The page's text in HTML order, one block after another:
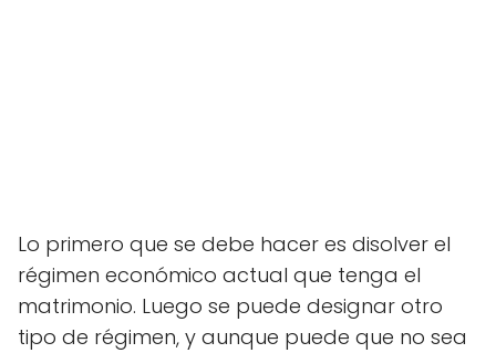
Lo primero que se debe hacer es disolver el
régimen económico actual que tenga el
matrimonio. Luego se puede designar otro
tipo de régimen, y aunque puede que no sea